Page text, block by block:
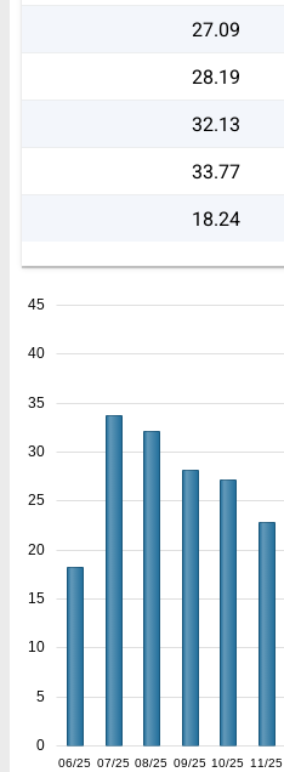
27.09
28.19
32.13
33.77
18.24
06/25 07/25 08/25 09/25 10/25 11/25
0
5
10
15
20
25
30
35
40
45